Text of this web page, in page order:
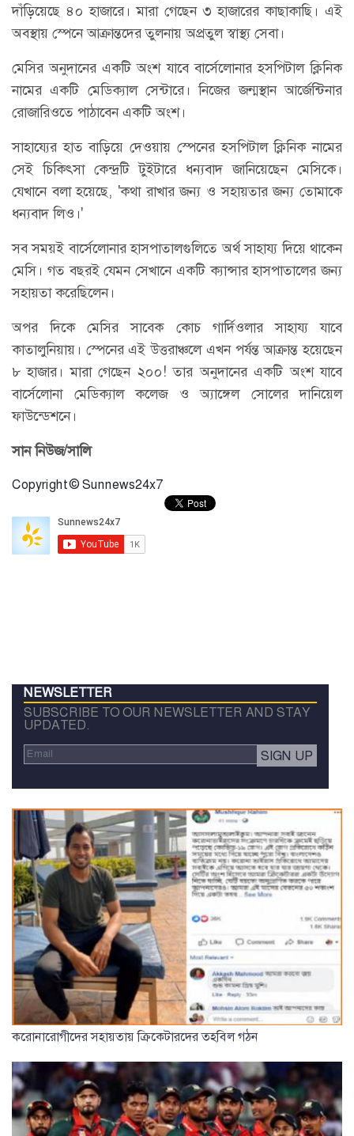
দাঁড়িয়েছে ৪০ হাজারে। মারা গেছেন ৩ হাজারের কাছাকাছি। এই
অবস্থায় স্পেনে আক্রান্তদের তুলনায় অপ্রতুল স্বাস্থ্য সেবা।
মেসির অনুদানের একটি অংশ যাবে বার্সেলোনার হসপিটাল ক্লিনিক
নামের একটি মেডিক্যাল সেন্টারে। নিজের জন্মস্থান আর্জেন্টিনার
রোজারিওতে পাঠাবেন একটি অংশ।
সাহায্যের হাত বাড়িয়ে দেওয়ায় স্পেনের হসপিটাল ক্লিনিক নামের
সেই চিকিৎসা কেন্দ্রটি টুইটারে ধন্যবাদ জানিয়েছেন মেসিকে।
যেখানে বলা হয়েছে, 'কথা রাখার জন্য ও সহায়তার জন্য তোমাকে
ধন্যবাদ লিও।'
সব সময়ই বার্সেলোনার হাসপাতালগুলিতে অর্থ সাহায্য দিয়ে থাকেন
মেসি। গত বছরই যেমন সেখানে একটি ক্যান্সার হাসপাতালের জন্য
সহায়তা করেছিলেন।
অপর দিকে মেসির সাবেক কোচ গার্দিওলার সাহায্য যাবে
কাতালুনিয়ায়। স্পেনের এই উত্তরাঞ্চলে এখন পর্যন্ত আক্রান্ত হয়েছেন
৮ হাজার। মারা গেছেন ২০০! তার অনুদানের একটি অংশ যাবে
বার্সেলোনা মেডিক্যাল কলেজ ও অ্যাঙ্গেল সোলের দানিয়েল
ফাউন্ডেশনে।
সান নিউজ/সালি
Copyright © Sunnews24x7
NEWSLETTER
SUBSCRIBE TO OUR NEWSLETTER AND STAY
UPDATED.
করোনারোগীদের সহায়তায় ক্রিকেটারদের তহবিল গঠন